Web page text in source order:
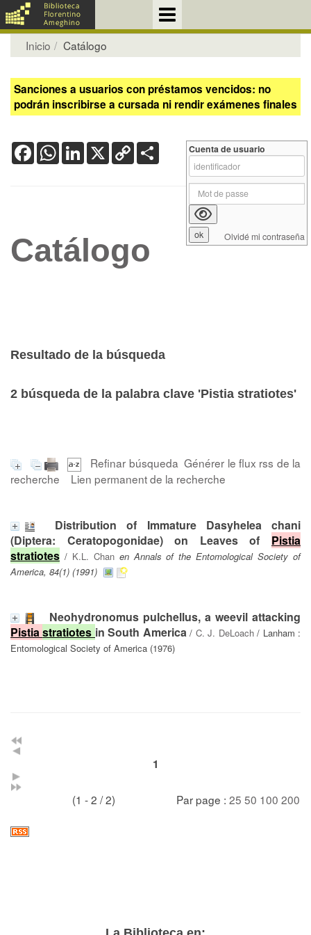
Inicio Catálogo
Sanciones a usuarios con préstamos vencidos: no
podrán inscribirse a cursada ni rendir exámenes finales
FacebookWhatsApp
LinkedIn
X Copy
Link
Catálogo
Resultado de la búsqueda
2 búsqueda de la palabra clave 'Pistia stratiotes'
Refinar búsqueda Générer le flux rss de la
recherche
Lien permanent de la recherche
Distribution of Immature Dasyhelea chani
(Diptera: Ceratopogonidae) on Leaves of Pistia
stratiotes / K.L. Chan en Annals of the Entomological Society of
America, 84(1) (1991)
Neohydronomus pulchellus, a weevil attacking
Pistiastratiotes in South America/ C. J. DeLoach/ Lanham :
Entomological Society of America (1976)
1
(1 - 2 / 2) Par page : 25 50 100 200
Cuenta de usuario
Olvidé mi contraseña